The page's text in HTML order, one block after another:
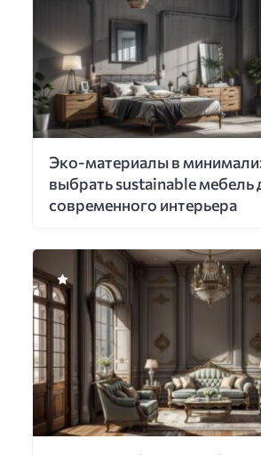
Эко-материалы в
выбрать sustainable мебель
современного интерьера